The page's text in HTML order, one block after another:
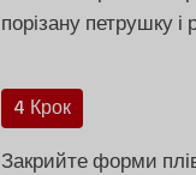
порізану петрушку і
4 Крок
Закрийте форми